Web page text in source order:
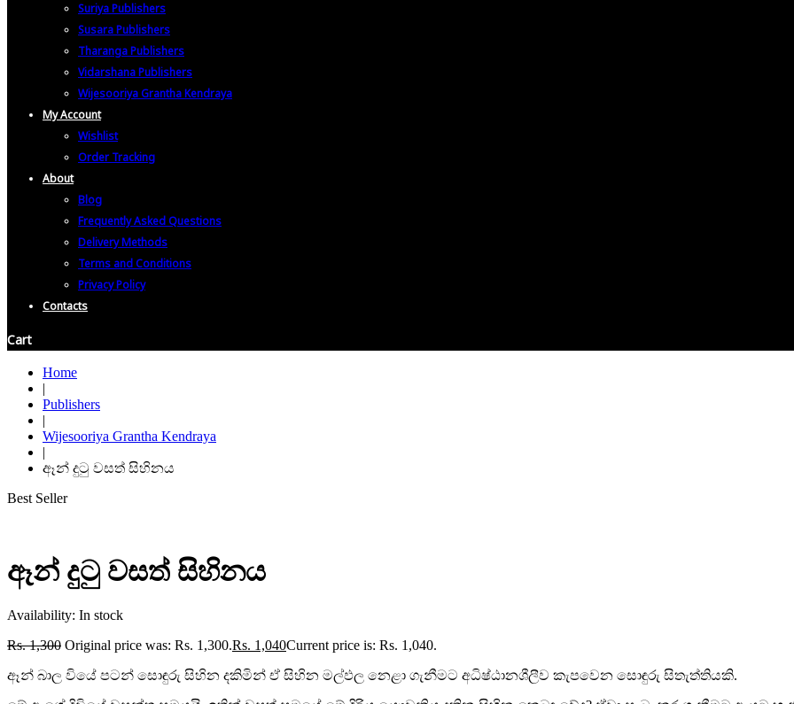
Suriya Publishers
Susara Publishers
Tharanga Publishers
Vidarshana Publishers
Wijesooriya Grantha Kendraya
My Account
Wishlist
Order Tracking
About
Blog
Frequently Asked Questions
Delivery Methods
Terms and Conditions
Privacy Policy
Contacts
Cart
Home
|
Publishers
|
Wijesooriya Grantha Kendraya
|
ඈන් දුටු වසත් සිහිනය
Best Seller
ඈන් දුටු වසත් සිහිනය
Availability: In stock
Rs.1,300 Original price was: Rs. 1,300.Rs. 1,040Current price is: Rs. 1,040.
ඈන් බාල වියේ පටන් සොඳුරු සිහින දකිමින් ඒ සිහින මල්ඵල නෙළා ගැනීමට අධිෂ්ඨානශීලීව කැපවෙන සොඳුරු සිතැත්තියකි.